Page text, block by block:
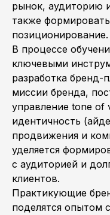
рынок, аудиторию
также
позиционирование.
В процессе
ключевыми
разработка
миссии бренда,
управление tone of
идентичность
продвижения и
уделяется
с аудиторией и
клиентов.
Практикующие
поделятся опытом